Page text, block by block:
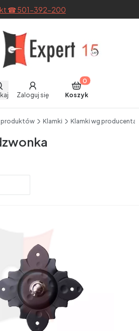
☎ 501-392-200
wyszukiwarkę
Zaloguj się
Produkty w
Koszyk
produktów Klamki Klamki wg producenta